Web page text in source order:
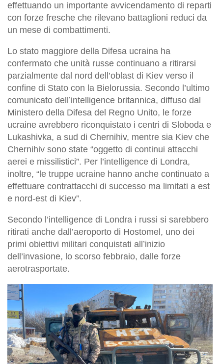
effettuando un importante avvicendamento di reparti
con forze fresche che rilevano battaglioni reduci da
un mese di combattimenti.
Lo stato maggiore della Difesa ucraina ha
confermato che unità russe continuano a ritirarsi
parzialmente dal nord dell’oblast di Kiev verso il
confine di Stato con la Bielorussia. Secondo l’ultimo
comunicato dell’intelligence britannica, diffuso dal
Ministero della Difesa del Regno Unito, le forze
ucraine avrebbero riconquistato i centri di Sloboda e
Lukashivka, a sud di Chernihiv, mentre sia Kiev che
Chernihiv sono state “oggetto di continui attacchi
aerei e missilistici”. Per l’intelligence di Londra,
inoltre, “le truppe ucraine hanno anche continuato a
effettuare contrattacchi di successo ma limitati a est
e nord-est di Kiev”.
Secondo l’intelligence di Londra i russi si sarebbero
ritirati anche dall’aeroporto di Hostomel, uno dei
primi obiettivi militari conquistati all’inizio
dell’invasione, lo scorso febbraio, dalle forze
aerotrasportate.